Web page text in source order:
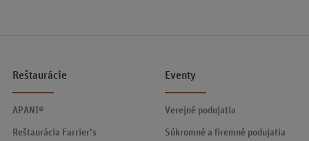
Reštaurácie
APANI®
Reštaurácia Farrier’s
Eventy
Verejné podujatia
Súkromné a firemné podujatia